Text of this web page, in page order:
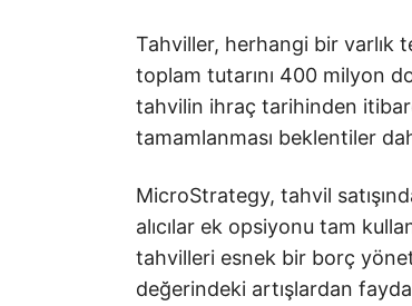
Tahviller, herhangi bir varlık
toplam tutarını 400 milyon
tahvilin ihraç tarihinden
tamamlanması beklentiler
MicroStrategy, tahvil
alıcılar ek opsiyonu tam
tahvilleri esnek bir borç
değerindeki artışlardan